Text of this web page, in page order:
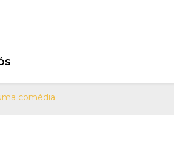
o
e
comédia